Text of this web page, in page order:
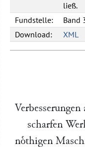
ließ.
Fundstelle:
Band
Download:
XML
scharfen
noͤthigen